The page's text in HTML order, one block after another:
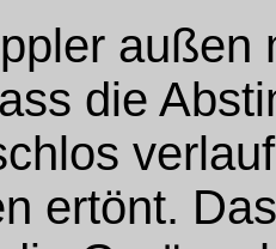
außen
die
ertönt.